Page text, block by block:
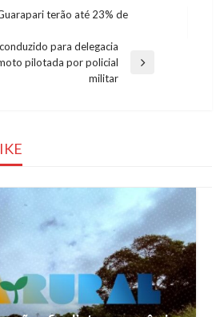
terão até 23% de
para delegacia
pilotada por policial
militar